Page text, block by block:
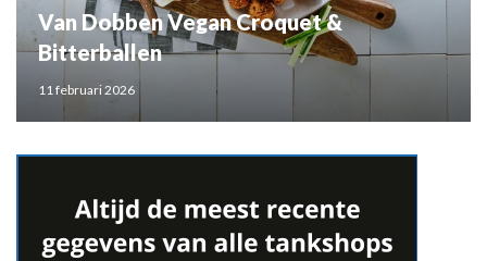
Van Dobben Vegan Croquet &
Bitterballen
11 februari 2026